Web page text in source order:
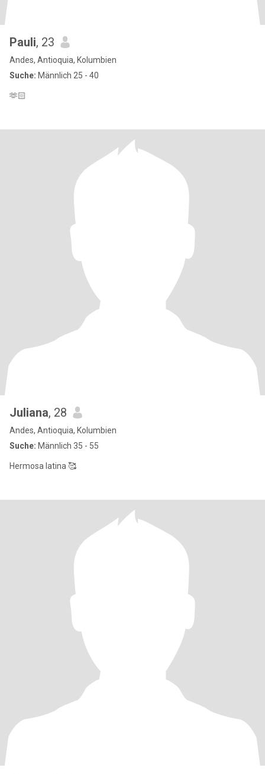
Pauli, 23
Andes, Antioquia, Kolumbien
Suche: Männlich 25 - 40
🫶🏻
Juliana, 28
Andes, Antioquia, Kolumbien
Suche: Männlich 35 - 55
Hermosa latina 🥰